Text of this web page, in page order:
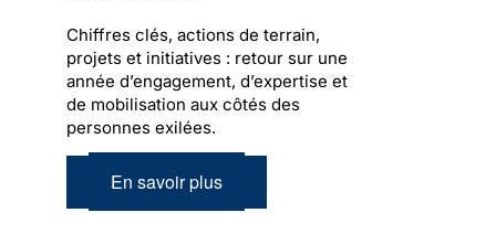
Chiffres clés, actions de terrain,
projets et initiatives : retour sur une
année d’engagement, d’expertise et
de mobilisation aux côtés des
personnes exilées.
En savoir plus